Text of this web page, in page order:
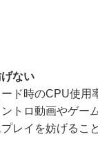
ない
ド時のCPU使用
トロ動画やゲー
レイを妨げるこ